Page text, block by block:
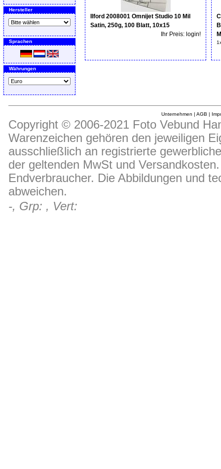
Hersteller
Sprachen
Währungen
Ilford 2008001 Omnijet Studio 10 Mil
Satin, 250g, 100 Blatt, 10x15
Ihr Preis: login!
Unternehmen | AGB |
Copyright © 2006-2021 Foto Vebund
Warenzeichen gehören den jeweiligen
ausschließlich an registrierte
der geltenden MwSt und
Endverbraucher. Die Abbildungen und
abweichen.
-, Grp: , Vert: